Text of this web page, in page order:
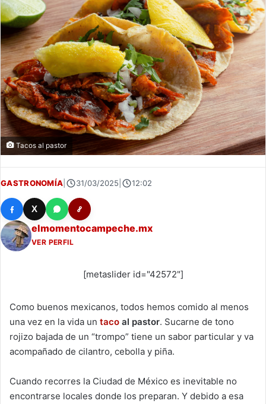
Tacos al pastor
GASTRONOMÍA 31/03/2025 12:02
X
elmomentocampeche.mx
VER PERFIL
[metaslider id="42572"]
Como buenos mexicanos, todos hemos comido al menos
una vez en la vida un taco al pastor. Sucarne de tono
rojizo bajada de un “trompo” tiene un sabor particular y va
acompañado de cilantro, cebolla y piña.
Cuando recorres la Ciudad de México es inevitable no
encontrarse locales donde los preparan. Y debido a esa